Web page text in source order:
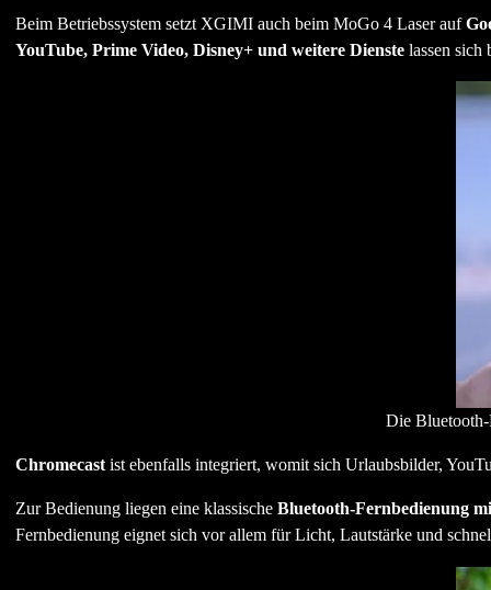
Beim Betriebssystem setzt XGIMI auch beim MoGo 4 Laser auf
YouTube, Prime Video, Disney+ und weitere Dienstelassen sich
Die
Chromecastist ebenfalls integriert, womit sich Urlaubsbilder,
Zur Bedienung liegen eine klassische Bluetooth-Fernbedienung
Fernbedienung eignet sich vor allem für Licht, Lautstärke und